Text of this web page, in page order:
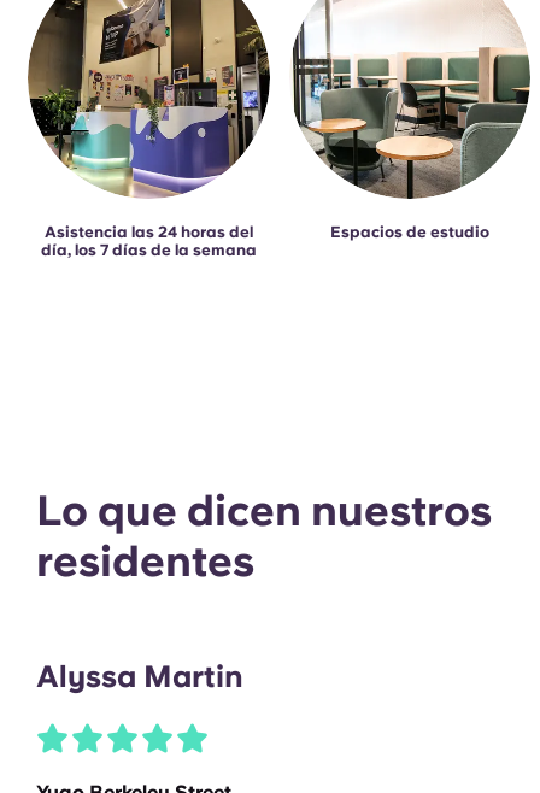
Asistencia las 24 horas del
día, los 7 días de la semana
Espacios de estudio
Lo que dicen nuestros
residentes
Alyssa Martin